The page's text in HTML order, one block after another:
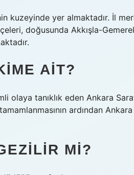
kuzeyinde yer almaktadır. İl
doğusunda Akkışla-
AIT?
olaya tanıklık eden Ankara
ardından
MI?